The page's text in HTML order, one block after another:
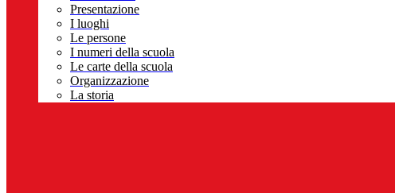
Presentazione
I luoghi
Le persone
I numeri della scuola
Le carte della scuola
Organizzazione
La storia